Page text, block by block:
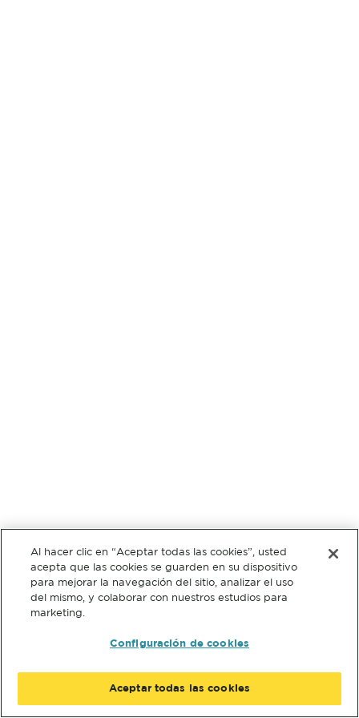
Al hacer clic en “Aceptar todas las cookies”, usted
acepta que las cookies se guarden en su dispositivo
para mejorar la navegación del sitio, analizar el uso
del mismo, y colaborar con nuestros estudios para
marketing.
Configuración de cookies
Aceptar todas las cookies